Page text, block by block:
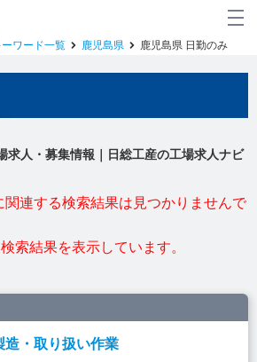
ワード一覧 鹿児島県 鹿児島県 日勤のみ
求人・募集情報｜日総工産の工場求人ナビ
連する検索結果は見つかりませんで
索結果を表示しています。
・取り扱い作業